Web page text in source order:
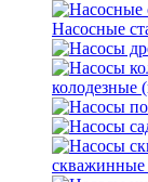
Насосные
колодезные
скважинные